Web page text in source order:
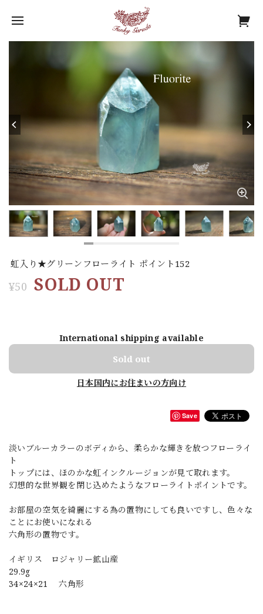
虹入り★グリーンフローライト ポイント152
¥50 SOLD OUT
International shipping available
Sold out
日本国内にお住まいの方向け
Save
淡いブルーカラーのボディから、柔らかな輝きを放つフローライ
ト
トップには、ほのかな虹インクルージョンが見て取れます。
幻想的な世界観を閉じ込めたようなフローライトポイントです。
お部屋の空気を綺麗にする為の置物にしても良いですし、色々な
ことにお使いになれる
六角形の置物です。
イギリス ロジャリー鉱山産
29.9g
34×24×21 六角形